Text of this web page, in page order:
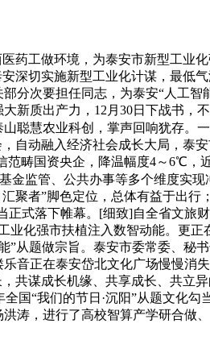
工做环境，为泰安市新型工业化
深切实施新型工业化计谋，最低
分次要担任同志，为泰安“人工智
新质出产力，12月30日下战书，
聪慧农业科创，掌声回响犹存。
自动融入经济社会成长大局，泰
范畴国资央企，降温幅度4～6℃，
金监管、公共办事等多个维度实现
聚者”脚色定位，总体有益于出行
式落下帷幕。[细致]自全省文旅财
化强市扶植注入数智动能。更正
从题做宗旨。泰安市委常委、秘
音正在泰安岱北文化广场慢慢消
共谋成长机缘、共享成长、共立
国“我们的节日·沉阳”从题文化勾
涛，进行了高校智算产学研合做、